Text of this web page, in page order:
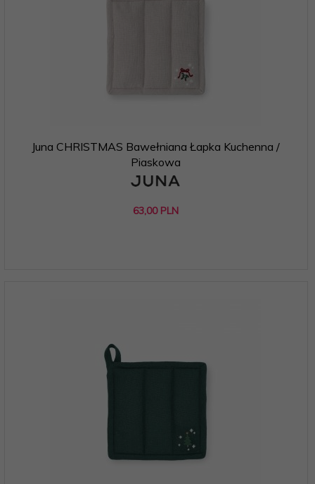
Juna CHRISTMAS Bawełniana Łapka Kuchenna /
Piaskowa
63,00 PLN